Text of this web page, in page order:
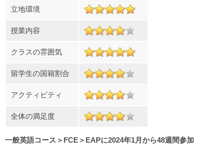
立地環境
授業内容
クラスの雰囲気
留学生の国籍割合
アクティビティ
全体の満足度
一般英語コース＞FCE＞EAPに2024年1月から48週間参加